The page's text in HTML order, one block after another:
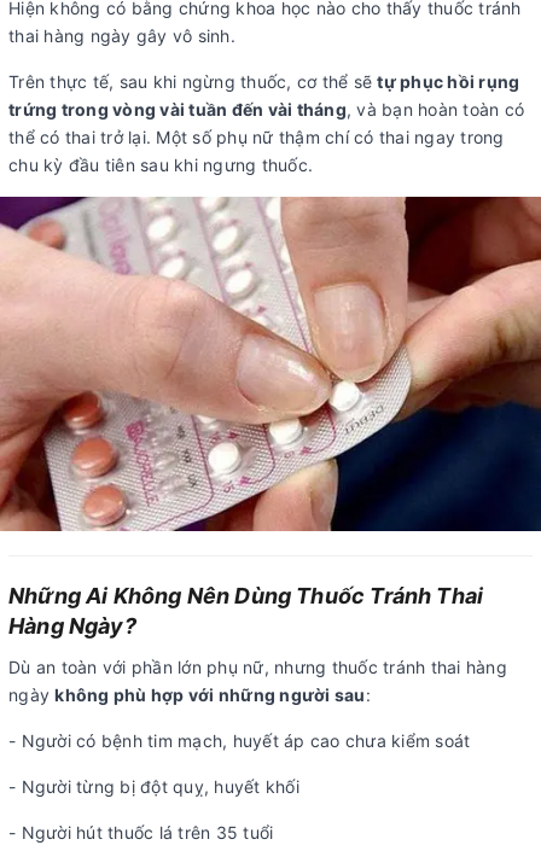
Hiện không có bằng chứng khoa học nào cho thấy thuốc tránh
thai hàng ngày gây vô sinh.
Trên thực tế, sau khi ngừng thuốc, cơ thể sẽtự phục hồi rụng
trứng trong vòng vài tuần đến vài tháng, và bạn hoàn toàn có
thể có thai trở lại. Một số phụ nữ thậm chí có thai ngay trong
chu kỳ đầu tiên sau khi ngưng thuốc.
Những Ai Không Nên Dùng Thuốc Tránh Thai
Hàng Ngày?
Dù an toàn với phần lớn phụ nữ, nhưng thuốc tránh thai hàng
ngàykhông phù hợp với những người sau:
- Người có bệnh tim mạch, huyết áp cao chưa kiểm soát
- Người từng bị đột quỵ, huyết khối
- Người hút thuốc lá trên 35 tuổi